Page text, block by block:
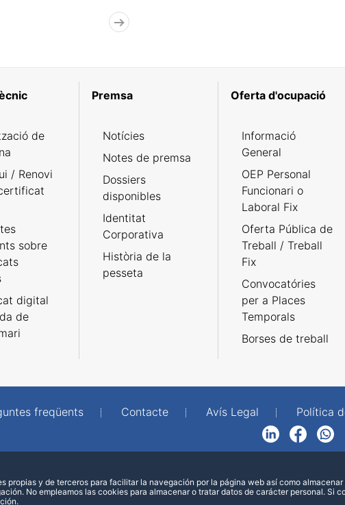
de
/ Renovi
sobre
digital
de
Premsa
Notícies
Notes de premsa
Dossiers
disponibles
Identitat
Corporativa
Història de la
pesseta
Oferta d'ocupació
Informació
General
OEP Personal
Funcionari o
Laboral Fix
Oferta Pública de
Treball / Treball
Fix
Convocatóries
per a Places
Temporals
Borses de treball
freqüents Contacte Avís Legal Política
FacebookWhatsApp
propias y de terceros para facilitar la navegación por la página web así como
No empleamos las cookies para almacenar o tratar datos de carácter personal. Si
.